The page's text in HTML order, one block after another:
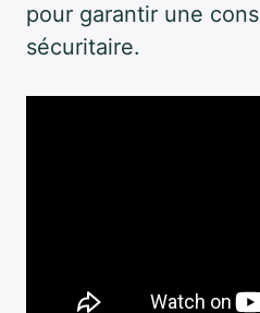
pour garantir une
sécuritaire.